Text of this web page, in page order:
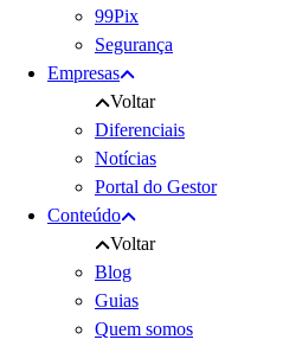
99Pix
Segurança
Empresas
Voltar
Diferenciais
Notícias
Portal do Gestor
Conteúdo
Voltar
Blog
Guias
Quem somos